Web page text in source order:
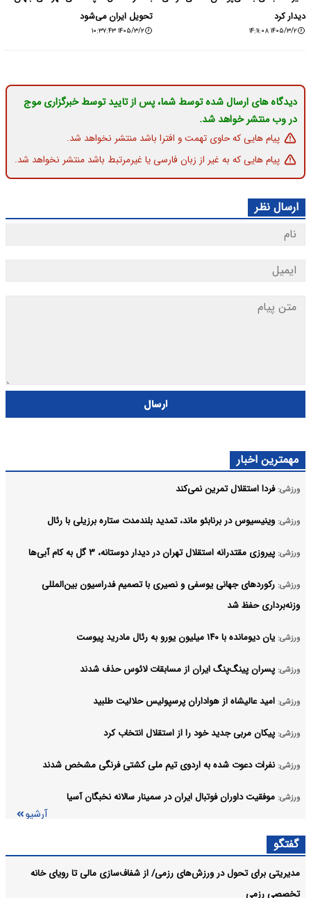
دیدار کرد
۱۴۰۵/۳/۲ ۱۴:۱۱:۰۸
تحویل ایران می‌شود
۱۴۰۵/۳/۲ ۱۰:۳۷:۴۳
دیدگاه های ارسال شده توسط شما، پس از تایید توسط خبرگزاری موج
در وب منتشر خواهد شد.
پیام هایی که حاوی تهمت و افترا باشد منتشر نخواهد شد.
پیام هایی که به غیر از زبان فارسی یا غیرمرتبط باشد منتشر نخواهد شد.
ارسال نظر
ارسال
مهمترین اخبار
ورزشی: فردا استقلال تمرین نمی‌کند
ورزشی: وینیسیوس در برنابئو ماند، تمدید بلندمدت ستاره برزیلی با رئال
ورزشی: پیروزی مقتدرانه استقلال تهران در دیدار دوستانه، ۳ گل به کام آبی‌ها
ورزشی: رکوردهای جهانی یوسفی و نصیری با تصمیم فدراسیون بین‌المللی
وزنه‌برداری حفظ شد
ورزشی: یان دیومانده با ۱۴۰ میلیون یورو به رئال مادرید پیوست
ورزشی: پسران پینگ‌پنگ ایران از مسابقات لائوس حذف شدند
ورزشی: امید عالیشاه از هواداران پرسپولیس حلالیت طلبید
ورزشی: پیکان مربی جدید خود را از استقلال انتخاب کرد
ورزشی: نفرات دعوت شده به اردوی تیم ملی کشتی فرنگی مشخص شدند
ورزشی: موفقیت داوران فوتبال ایران در سمینار سالانه نخبگان آسیا
آرشیو
گفتگو
مدیریتی برای تحول در ورزش‌های رزمی/ از شفاف‌سازی مالی تا رویای خانه
تخصصی رزمی